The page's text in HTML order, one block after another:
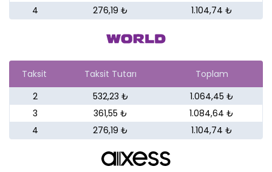
4
276,19 ₺ 1.104,74 ₺
Taksit Taksit Tutarı
Toplam
2
532,23 ₺
1.064,45 ₺
3
361,55 ₺
1.084,64 ₺
4
276,19 ₺ 1.104,74 ₺